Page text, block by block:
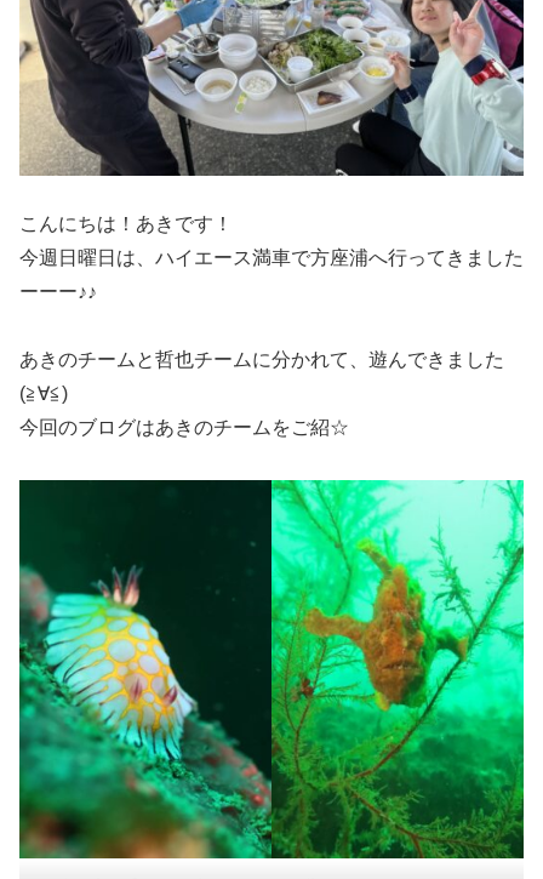
こんにちは！あきです！
今週日曜日は、ハイエース満車で方座浦へ行ってきました
ーーー♪♪
あきのチームと哲也チームに分かれて、遊んできました
(≧∀≦)
今回のブログはあきのチームをご紹☆